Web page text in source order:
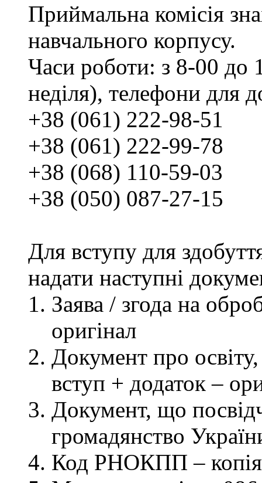
Приймальна комісія
навчального корпусу.
Часи роботи: з 8-00 до
неділя), телефони для
+38 (061) 222-98-51
+38 (061) 222-99-78
+38 (068) 110-59-03
+38 (050) 087-27-15
Для вступу для
надати наступні
Заява / згода на
оригінал
Документ про освіту,
вступ + додаток –
Документ, що
громадянство
Код РНОКПП – копія